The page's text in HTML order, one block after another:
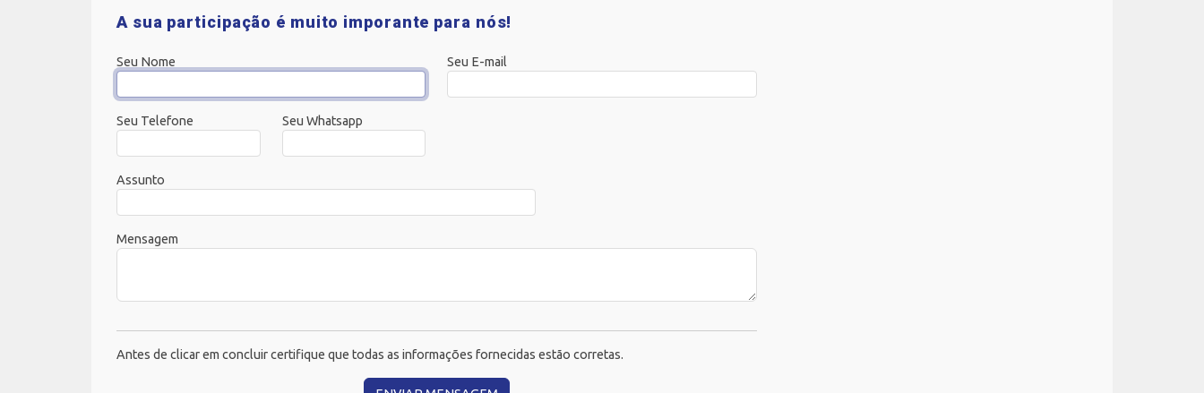
A sua participação é muito imporante para nós!
Seu Nome Seu E-mail
Seu Telefone Seu Whatsapp
Assunto
Mensagem
Antes de clicar em concluir certifique que todas as informações fornecidas estão corretas.